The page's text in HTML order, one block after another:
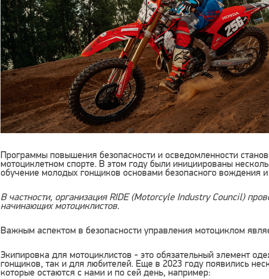
Программы повышения безопасности и осведомленности
мотоциклетном спорте. В этом году были инициированы
обучение молодых гонщиков основами безопасного вождения
В частности, организация RIDE (Motorcyle Industry Council)
начинающих мотоциклистов.
Важным аспектом в безопасности управления мотоциклом
Экипировка для мотоциклистов - это обязательный элемент
гонщиков, так и для любителей. Еще в 2023 году появились
которые остаются с нами и по сей день, например: